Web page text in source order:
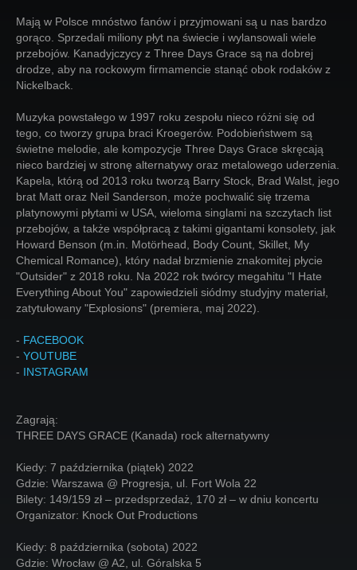
Mają w Polsce mnóstwo fanów i przyjmowani są u nas bardzo
gorąco. Sprzedali miliony płyt na świecie i wylansowali wiele
przebojów. Kanadyjczycy z Three Days Grace są na dobrej
drodze, aby na rockowym firmamencie stanąć obok rodaków z
Nickelback.
Muzyka powstałego w 1997 roku zespołu nieco różni się od
tego, co tworzy grupa braci Kroegerów. Podobieństwem są
świetne melodie, ale kompozycje Three Days Grace skręcają
nieco bardziej w stronę alternatywy oraz metalowego uderzenia.
Kapela, którą od 2013 roku tworzą Barry Stock, Brad Walst, jego
brat Matt oraz Neil Sanderson, może pochwalić się trzema
platynowymi płytami w USA, wieloma singlami na szczytach list
przebojów, a także współpracą z takimi gigantami konsolety, jak
Howard Benson (m.in. Motörhead, Body Count, Skillet, My
Chemical Romance), który nadał brzmienie znakomitej płycie
"Outsider" z 2018 roku. Na 2022 rok twórcy megahitu "I Hate
Everything About You" zapowiedzieli siódmy studyjny materiał,
zatytułowany "Explosions" (premiera, maj 2022).
- FACEBOOK
- YOUTUBE
- INSTAGRAM
Zagrają:
THREE DAYS GRACE (Kanada) rock alternatywny
Kiedy: 7 października (piątek) 2022
Gdzie: Warszawa @ Progresja, ul. Fort Wola 22
Bilety: 149/159 zł – przedsprzedaż, 170 zł – w dniu koncertu
Organizator: Knock Out Productions
Kiedy: 8 października (sobota) 2022
Gdzie: Wrocław @ A2, ul. Góralska 5